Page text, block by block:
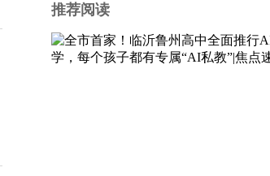
推荐阅读